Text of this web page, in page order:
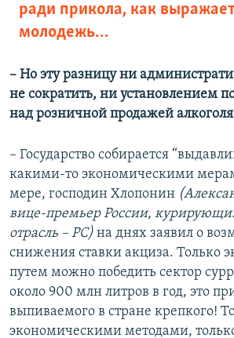
ради прикола, как
молодежь…
– ​Но эту разницу ни
не сократить, ни установлением
над розничной продажей
– Государство собирается
какими-то экономическими
мере, господин Хлопонин
вице-премьер России,
отрасль – РС) на днях заявил о
снижения ставки акциза. Только
путем можно победить сектор
около 900 млн литров в год, это
выпиваемого в стране крепкого!
экономическими методами,